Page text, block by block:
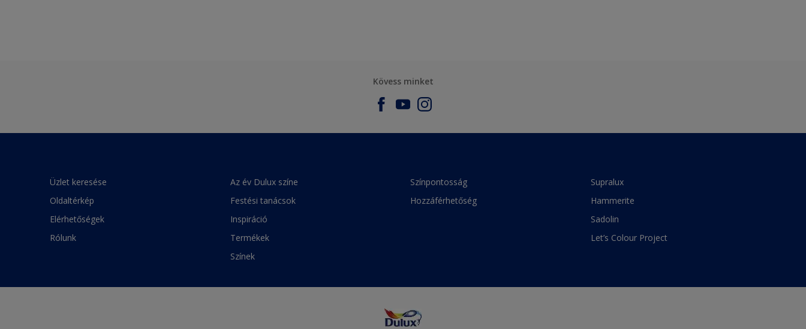
Kövess minket
Üzlet keresése
Oldaltérkép
Elérhetőségek
Rólunk
Az év Dulux színe
Festési tanácsok
Inspiráció
Termékek
Színek
Színpontosság
Hozzáférhetőség
Supralux
Hammerite
Sadolin
Let’s Colour Project